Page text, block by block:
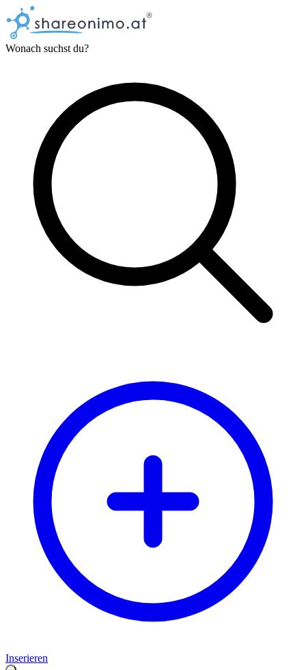
Wonach suchst du?
Inserieren